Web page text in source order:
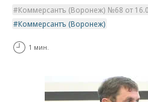
Коммерсантъ (Воронеж) №68 от
Коммерсантъ (Воронеж)
1 мин.